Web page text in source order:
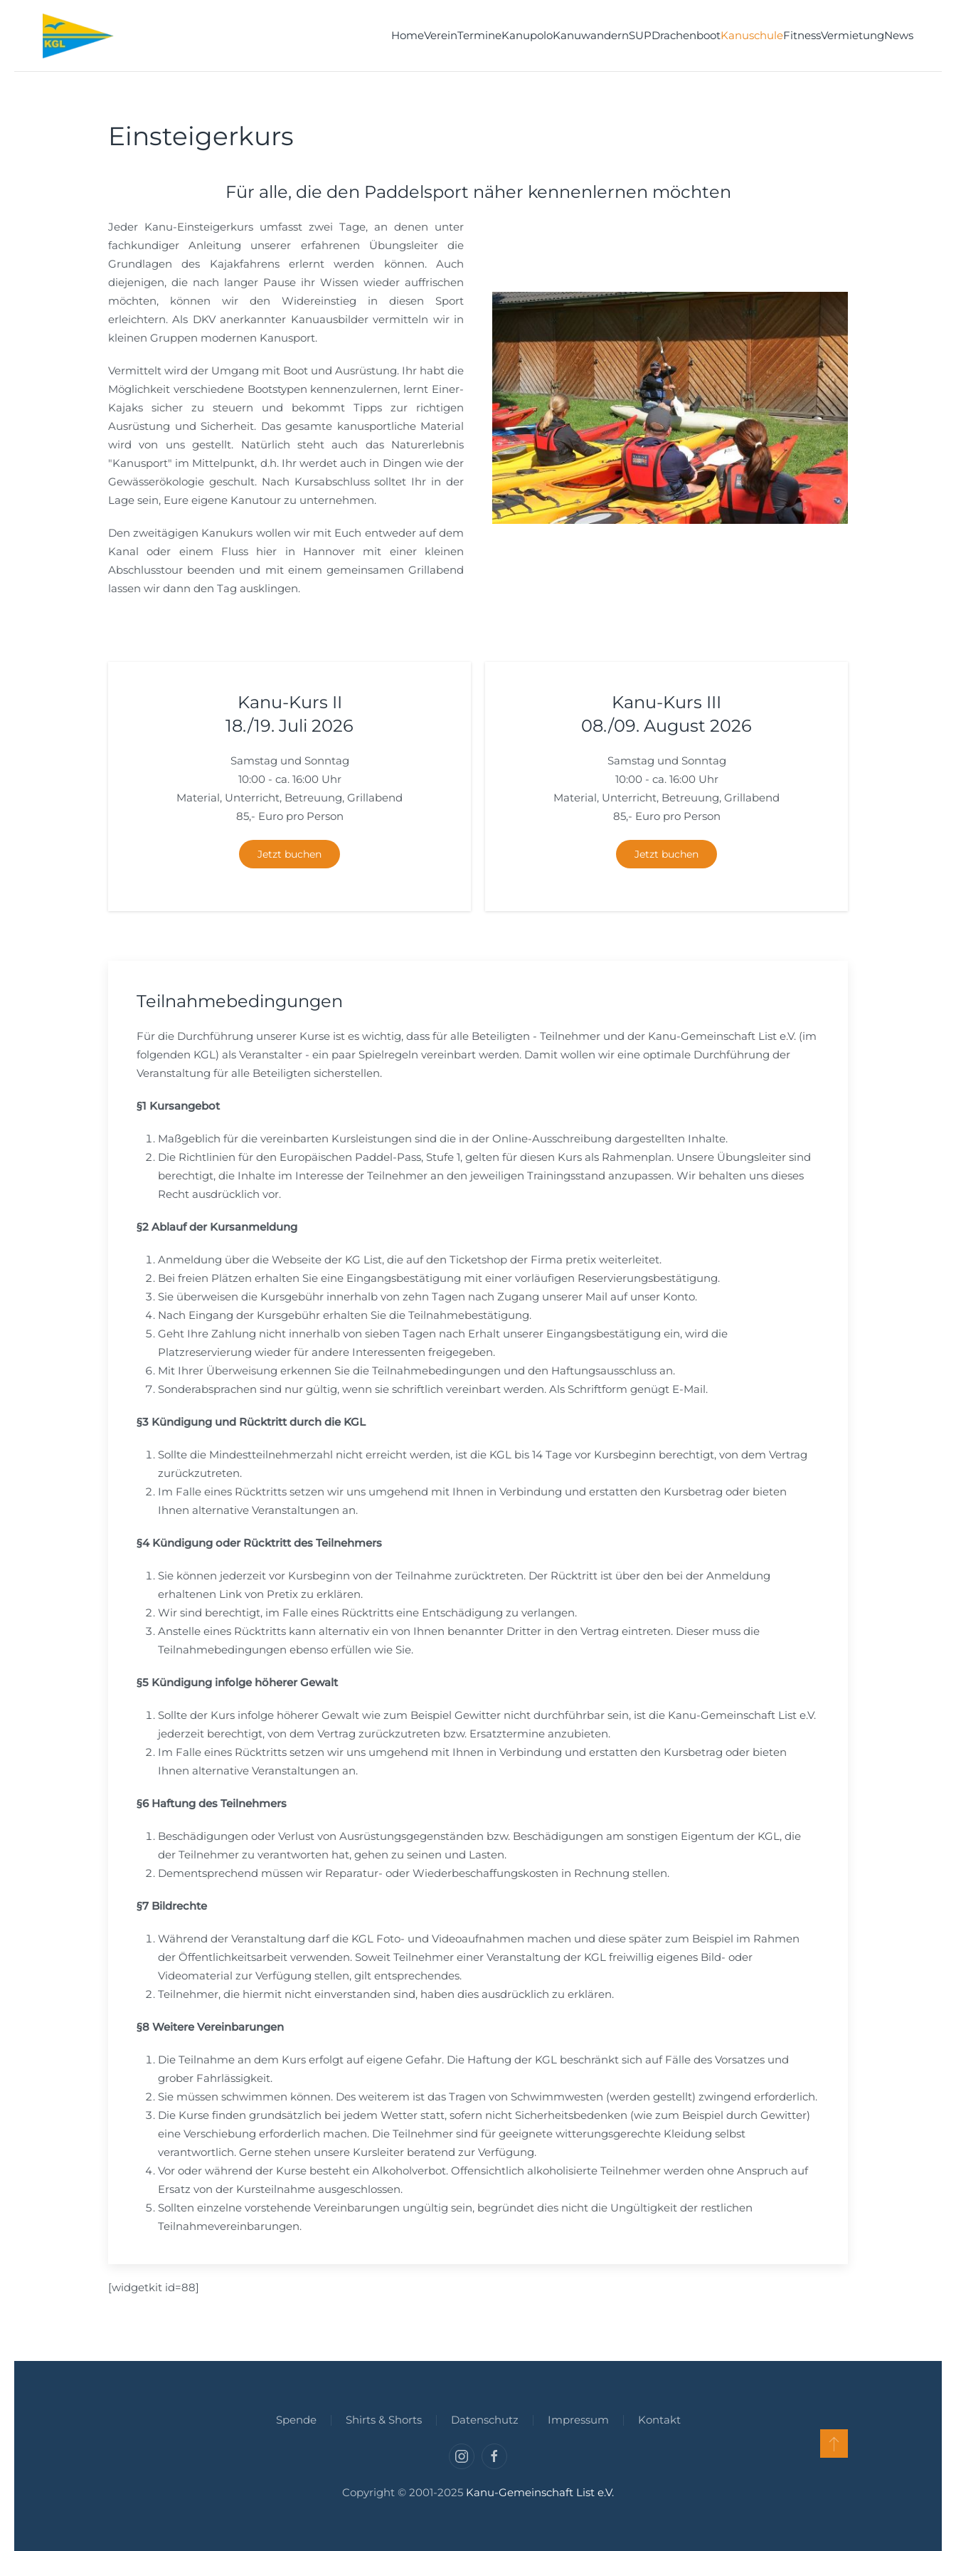
Zum Hauptinhalt springen HomeVereinTermineKanupoloKanuwandernSUPDrachenbootKanuschuleFitnessVermietungNews
Einsteigerkurs
Für alle, die den Paddelsport näher kennenlernen möchten
Jeder Kanu-Einsteigerkurs umfasst zwei Tage, an denen unter
fachkundiger Anleitung unserer erfahrenen Übungsleiter die
Grundlagen des Kajakfahrens erlernt werden können. Auch
diejenigen, die nach langer Pause ihr Wissen wieder auffrischen
möchten, können wir den Widereinstieg in diesen Sport
erleichtern. Als DKV anerkannter Kanuausbilder vermitteln wir in
kleinen Gruppen modernen Kanusport.
Vermittelt wird der Umgang mit Boot und Ausrüstung. Ihr habt die
Möglichkeit verschiedene Bootstypen kennenzulernen, lernt Einer-
Kajaks sicher zu steuern und bekommt Tipps zur richtigen
Ausrüstung und Sicherheit. Das gesamte kanusportliche Material
wird von uns gestellt. Natürlich steht auch das Naturerlebnis
"Kanusport" im Mittelpunkt, d.h. Ihr werdet auch in Dingen wie der
Gewässerökologie geschult. Nach Kursabschluss solltet Ihr in der
Lage sein, Eure eigene Kanutour zu unternehmen.
Den zweitägigen Kanukurs wollen wir mit Euch entweder auf dem
Kanal oder einem Fluss hier in Hannover mit einer kleinen
Abschlusstour beenden und mit einem gemeinsamen Grillabend
lassen wir dann den Tag ausklingen.
Kanu-Kurs II
18./19. Juli 2026
Samstag und Sonntag
10:00 - ca. 16:00 Uhr
Material, Unterricht, Betreuung, Grillabend
85,- Euro pro Person
Jetzt buchen
Kanu-Kurs III
08./09. August 2026
Samstag und Sonntag
10:00 - ca. 16:00 Uhr
Material, Unterricht, Betreuung, Grillabend
85,- Euro pro Person
Jetzt buchen
Teilnahmebedingungen
Für die Durchführung unserer Kurse ist es wichtig, dass für alle Beteiligten - Teilnehmer und der Kanu-Gemeinschaft List e.V. (im
folgenden KGL) als Veranstalter - ein paar Spielregeln vereinbart werden. Damit wollen wir eine optimale Durchführung der
Veranstaltung für alle Beteiligten sicherstellen.
§1 Kursangebot
Maßgeblich für die vereinbarten Kursleistungen sind die in der Online-Ausschreibung dargestellten Inhalte.
Die Richtlinien für den Europäischen Paddel-Pass, Stufe 1, gelten für diesen Kurs als Rahmenplan. Unsere Übungsleiter sind
berechtigt, die Inhalte im Interesse der Teilnehmer an den jeweiligen Trainingsstand anzupassen. Wir behalten uns dieses
Recht ausdrücklich vor.
§2 Ablauf der Kursanmeldung
Anmeldung über die Webseite der KG List, die auf den Ticketshop der Firma pretix weiterleitet.
Bei freien Plätzen erhalten Sie eine Eingangsbestätigung mit einer vorläufigen Reservierungsbestätigung.
Sie überweisen die Kursgebühr innerhalb von zehn Tagen nach Zugang unserer Mail auf unser Konto.
Nach Eingang der Kursgebühr erhalten Sie die Teilnahmebestätigung.
Geht Ihre Zahlung nicht innerhalb von sieben Tagen nach Erhalt unserer Eingangsbestätigung ein, wird die
Platzreservierung wieder für andere Interessenten freigegeben.
Mit Ihrer Überweisung erkennen Sie die Teilnahmebedingungen und den Haftungsausschluss an.
Sonderabsprachen sind nur gültig, wenn sie schriftlich vereinbart werden. Als Schriftform genügt E-Mail.
§3 Kündigung und Rücktritt durch die KGL
Sollte die Mindestteilnehmerzahl nicht erreicht werden, ist die KGL bis 14 Tage vor Kursbeginn berechtigt, von dem Vertrag
zurückzutreten.
Im Falle eines Rücktritts setzen wir uns umgehend mit Ihnen in Verbindung und erstatten den Kursbetrag oder bieten
Ihnen alternative Veranstaltungen an.
§4 Kündigung oder Rücktritt des Teilnehmers
Sie können jederzeit vor Kursbeginn von der Teilnahme zurücktreten. Der Rücktritt ist über den bei der Anmeldung
erhaltenen Link von Pretix zu erklären.
Wir sind berechtigt, im Falle eines Rücktritts eine Entschädigung zu verlangen.
Anstelle eines Rücktritts kann alternativ ein von Ihnen benannter Dritter in den Vertrag eintreten. Dieser muss die
Teilnahmebedingungen ebenso erfüllen wie Sie.
§5 Kündigung infolge höherer Gewalt
Sollte der Kurs infolge höherer Gewalt wie zum Beispiel Gewitter nicht durchführbar sein, ist die Kanu-Gemeinschaft List e.V.
jederzeit berechtigt, von dem Vertrag zurückzutreten bzw. Ersatztermine anzubieten.
Im Falle eines Rücktritts setzen wir uns umgehend mit Ihnen in Verbindung und erstatten den Kursbetrag oder bieten
Ihnen alternative Veranstaltungen an.
§6 Haftung des Teilnehmers
Beschädigungen oder Verlust von Ausrüstungsgegenständen bzw. Beschädigungen am sonstigen Eigentum der KGL, die
der Teilnehmer zu verantworten hat, gehen zu seinen und Lasten.
Dementsprechend müssen wir Reparatur- oder Wiederbeschaffungskosten in Rechnung stellen.
§7 Bildrechte
Während der Veranstaltung darf die KGL Foto- und Videoaufnahmen machen und diese später zum Beispiel im Rahmen
der Öffentlichkeitsarbeit verwenden. Soweit Teilnehmer einer Veranstaltung der KGL freiwillig eigenes Bild- oder
Videomaterial zur Verfügung stellen, gilt entsprechendes.
Teilnehmer, die hiermit nicht einverstanden sind, haben dies ausdrücklich zu erklären.
§8 Weitere Vereinbarungen
Die Teilnahme an dem Kurs erfolgt auf eigene Gefahr. Die Haftung der KGL beschränkt sich auf Fälle des Vorsatzes und
grober Fahrlässigkeit.
Sie müssen schwimmen können. Des weiterem ist das Tragen von Schwimmwesten (werden gestellt) zwingend erforderlich.
Die Kurse finden grundsätzlich bei jedem Wetter statt, sofern nicht Sicherheitsbedenken (wie zum Beispiel durch Gewitter)
eine Verschiebung erforderlich machen. Die Teilnehmer sind für geeignete witterungsgerechte Kleidung selbst
verantwortlich. Gerne stehen unsere Kursleiter beratend zur Verfügung.
Vor oder während der Kurse besteht ein Alkoholverbot. Offensichtlich alkoholisierte Teilnehmer werden ohne Anspruch auf
Ersatz von der Kursteilnahme ausgeschlossen.
Sollten einzelne vorstehende Vereinbarungen ungültig sein, begründet dies nicht die Ungültigkeit der restlichen
Teilnahmevereinbarungen.
[widgetkit id=88]
Spende Shirts & Shorts Datenschutz Impressum Kontakt
Copyright © 2001-2025 Kanu-Gemeinschaft List e.V.